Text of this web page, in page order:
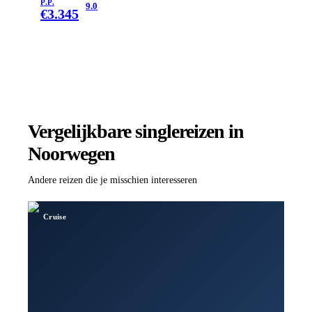
P.P.
€3.345 9.0
Vergelijkbare singlereizen in
Noorwegen
Andere reizen die je misschien interesseren
Cruise